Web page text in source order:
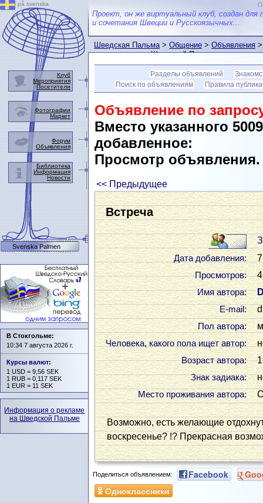
Проект, он же виртуальный клуб, создан для
и сочетания Швеции и Русскоязычных...
Шведская Пальма>Общение>Объявления>
пользователем Шведской Пальмы
Разделы объявлений
Поиск по объявлениям
Правила
Объявление по
Вместо указанного
добавленное:
Просмотр
<< Предыдущее
Встреча
Дата добавления:
Просмотров:
Имя автора:
Е-mail:
Пол автора:
Человека, какого пола ищет автор:
Возраст автора:
Знак задиака:
Место проживания автора:
Возможно, есть желающие
воскресенье? !? Прекрасная
Поделиться объявлением: Facebook
Одноклассники
på svenska
Клуб
Мероприятия
Посетители
Фотографии
Маркет
Форум
Объявления
Библиотека
Информация
Новости
Svenska Palmen
В Стокгольме:
10:34 7 августа 2026 г.
Курсы валют:
1 USD = 9,56 SEK
1 RUB = 0,117 SEK
1 EUR = 11 SEK
Информация о рекламе
на Шведской Пальме